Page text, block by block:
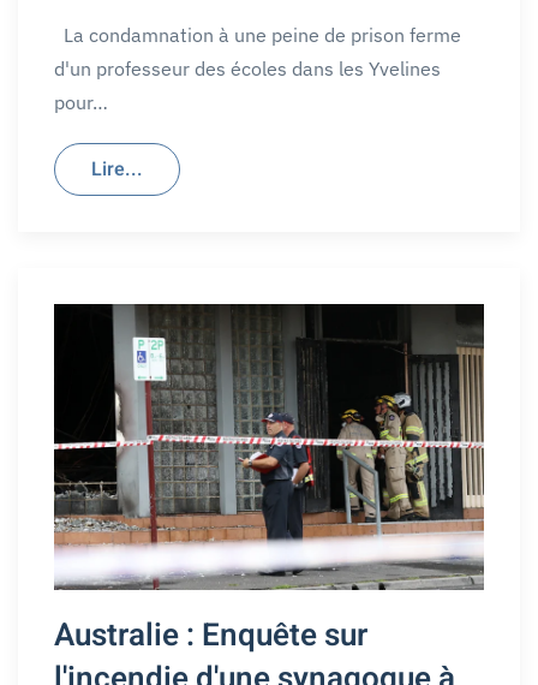
La condamnation à une peine de prison ferme
d'un professeur des écoles dans les Yvelines
pour…
Lire...
Australie : Enquête sur